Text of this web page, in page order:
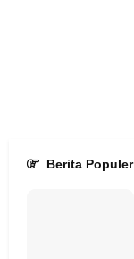
Berita Populer